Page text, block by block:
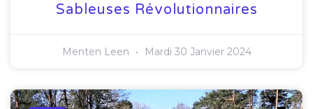
Sableuses Révolutionnaires
Menten Leen Mardi 30 Janvier 2024